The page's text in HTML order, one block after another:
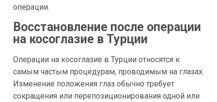
операции.
Восстановление после операции
на косоглазие в Турции
Операции на косоглазие в Турции относятся к
самым частым процедурам, проводимым на глазах.
Изменение положения глаз обычно требует
сокращения или перепозиционирования одной или